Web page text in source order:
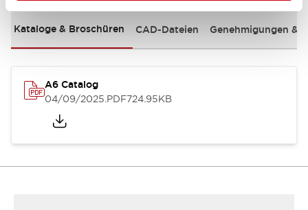
Kataloge & Broschüren CAD-Dateien Genehmigungen &
A6 Catalog
04/09/2025.PDF724.95KB